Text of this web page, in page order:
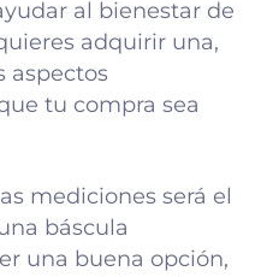
al bienestar de
adquirir una,
aspectos
tu compra sea
mediciones será el
báscula
una buena opción,